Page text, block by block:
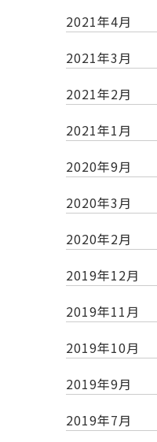
2021年4月
2021年3月
2021年2月
2021年1月
2020年9月
2020年3月
2020年2月
2019年12月
2019年11月
2019年10月
2019年9月
2019年7月